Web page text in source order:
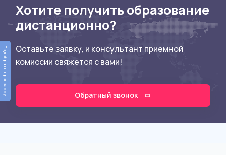
Хотите получить образование
дистанционно?
Оставьте заявку, и консультант приемной
комиссии свяжется с вами!
Обратный звонок
Подобрать программу